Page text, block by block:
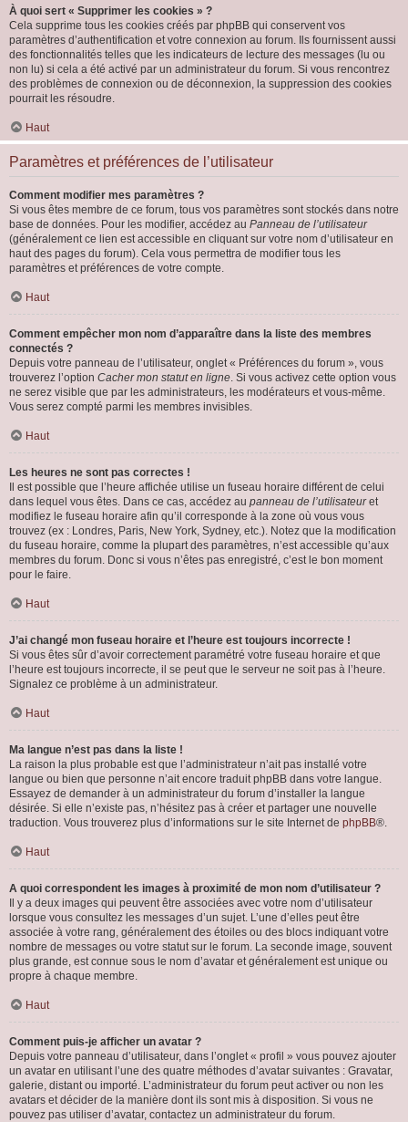
À quoi sert « Supprimer les cookies » ?
Cela supprime tous les cookies créés par phpBB qui conservent vos
paramètres d’authentification et votre connexion au forum. Ils fournissent aussi
des fonctionnalités telles que les indicateurs de lecture des messages (lu ou
non lu) si cela a été activé par un administrateur du forum. Si vous rencontrez
des problèmes de connexion ou de déconnexion, la suppression des cookies
pourrait les résoudre.
Haut
Paramètres et préférences de l’utilisateur
Comment modifier mes paramètres ?
Si vous êtes membre de ce forum, tous vos paramètres sont stockés dans notre
base de données. Pour les modifier, accédez au Panneau de l’utilisateur
(généralement ce lien est accessible en cliquant sur votre nom d’utilisateur en
haut des pages du forum). Cela vous permettra de modifier tous les
paramètres et préférences de votre compte.
Haut
Comment empêcher mon nom d’apparaître dans la liste des membres
connectés ?
Depuis votre panneau de l’utilisateur, onglet « Préférences du forum », vous
trouverez l’option Cacher mon statut en ligne. Si vous activez cette option vous
ne serez visible que par les administrateurs, les modérateurs et vous-même.
Vous serez compté parmi les membres invisibles.
Haut
Les heures ne sont pas correctes !
Il est possible que l’heure affichée utilise un fuseau horaire différent de celui
dans lequel vous êtes. Dans ce cas, accédez au panneau de l’utilisateuret
modifiez le fuseau horaire afin qu’il corresponde à la zone où vous vous
trouvez (ex : Londres, Paris, New York, Sydney, etc.). Notez que la modification
du fuseau horaire, comme la plupart des paramètres, n’est accessible qu’aux
membres du forum. Donc si vous n’êtes pas enregistré, c’est le bon moment
pour le faire.
Haut
J’ai changé mon fuseau horaire et l’heure est toujours incorrecte !
Si vous êtes sûr d’avoir correctement paramétré votre fuseau horaire et que
l’heure est toujours incorrecte, il se peut que le serveur ne soit pas à l’heure.
Signalez ce problème à un administrateur.
Haut
Ma langue n’est pas dans la liste !
La raison la plus probable est que l’administrateur n’ait pas installé votre
langue ou bien que personne n’ait encore traduit phpBB dans votre langue.
Essayez de demander à un administrateur du forum d’installer la langue
désirée. Si elle n’existe pas, n’hésitez pas à créer et partager une nouvelle
traduction. Vous trouverez plus d’informations sur le site Internet de phpBB®.
Haut
A quoi correspondent les images à proximité de mon nom d’utilisateur ?
Il y a deux images qui peuvent être associées avec votre nom d’utilisateur
lorsque vous consultez les messages d’un sujet. L’une d’elles peut être
associée à votre rang, généralement des étoiles ou des blocs indiquant votre
nombre de messages ou votre statut sur le forum. La seconde image, souvent
plus grande, est connue sous le nom d’avatar et généralement est unique ou
propre à chaque membre.
Haut
Comment puis-je afficher un avatar ?
Depuis votre panneau d’utilisateur, dans l’onglet « profil » vous pouvez ajouter
un avatar en utilisant l’une des quatre méthodes d’avatar suivantes : Gravatar,
galerie, distant ou importé. L’administrateur du forum peut activer ou non les
avatars et décider de la manière dont ils sont mis à disposition. Si vous ne
pouvez pas utiliser d’avatar, contactez un administrateur du forum.